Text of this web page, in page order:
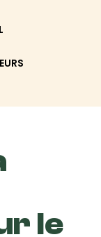
le